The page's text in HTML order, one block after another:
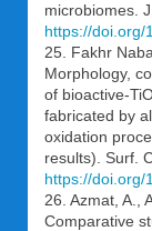
microbiomes.
https://doi.org/
25. Fakhr
Morphology,
of bioactive-
fabricated by
oxidation
results). Surf.
https://doi.org/
26. Azmat, A.,
Comparative